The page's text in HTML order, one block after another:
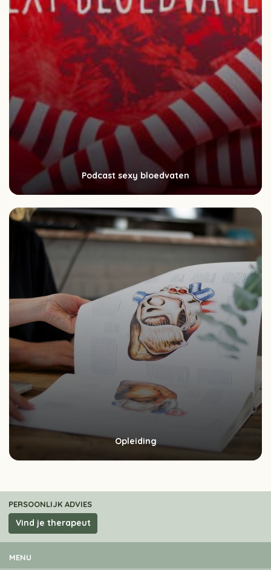
Podcast sexy bloedvaten
Opleiding
PERSOONLIJK ADVIES
Vind je therapeut
MENU